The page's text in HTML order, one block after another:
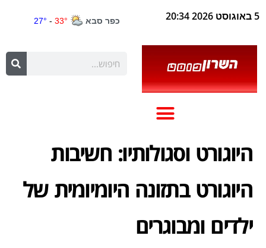
5 באוגוסט 2026 20:34
היוגורט וסגולותיו: חשיבות
היוגורט בתזונה היומיומית של
ילדים ומבוגרים